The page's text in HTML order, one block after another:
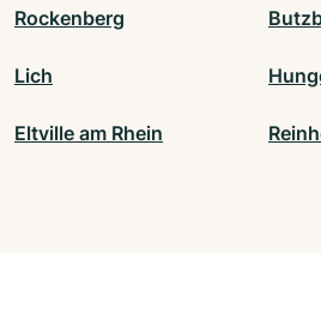
Rockenberg
Lich
Eltville am Rhein